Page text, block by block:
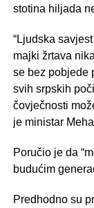
stotina hiljada
“Ljudska
majki žrtava
se bez pobjede
svih srpskih
čovječnosti
je ministar
Poručio je da
budućim
Predhodno su